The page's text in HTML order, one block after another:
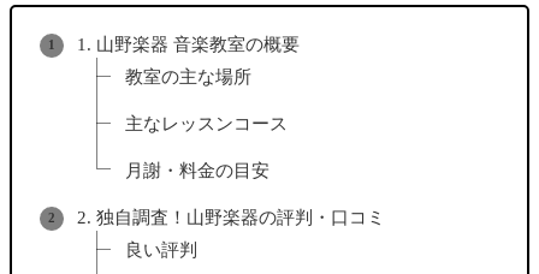
1. 山野楽器 音楽教室の概要
教室の主な場所
主なレッスンコース
月謝・料金の目安
2. 独自調査！山野楽器の評判・口コミ
良い評判